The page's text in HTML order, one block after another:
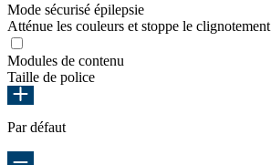
Mode sécurisé épilepsie
Atténue les couleurs et stoppe le clignotement
Modules de contenu
Taille de police
Par défaut